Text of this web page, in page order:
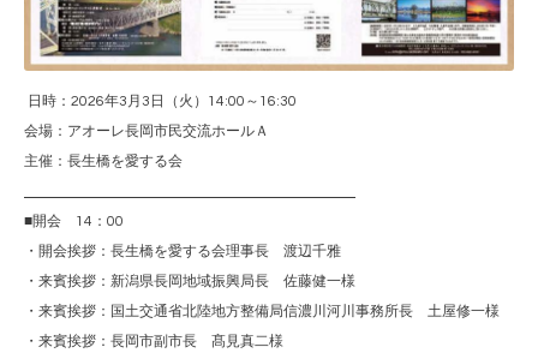
日時：2026年3月3日（火）14:00～16:30
会場：アオーレ長岡市民交流ホールＡ
主催：長生橋を愛する会
■開会 14：00
・開会挨拶：長生橋を愛する会理事長 渡辺千雅
・来賓挨拶：新潟県長岡地域振興局長 佐藤健一様
・来賓挨拶：国土交通省北陸地方整備局信濃川河川事務所長 土屋修一様
・来賓挨拶：長岡市副市長 髙見真二様